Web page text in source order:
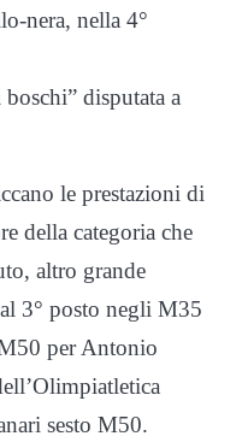
nera, nella 4°
disputata a
le prestazioni di
della categoria che
altro grande
3° posto negli M35
per Antonio
sesto M50.